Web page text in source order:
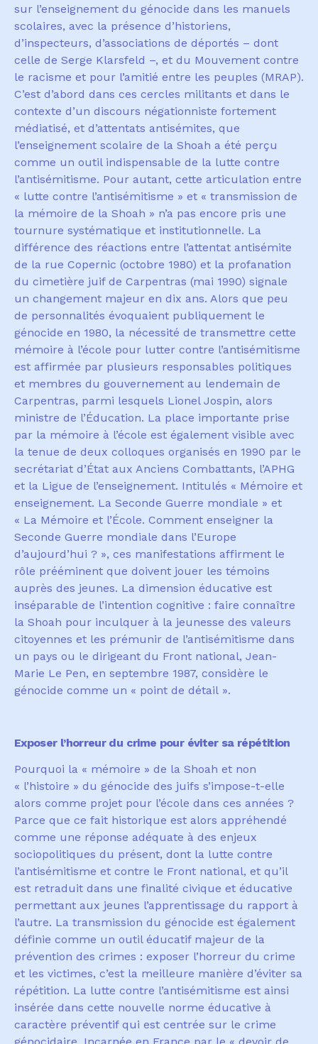
sur l’enseignement du génocide dans les manuels
scolaires, avec la présence d’historiens,
d’inspecteurs, d’associations de déportés – dont
celle de Serge Klarsfeld –, et du Mouvement contre
le racisme et pour l’amitié entre les peuples (MRAP).
C’est d’abord dans ces cercles militants et dans le
contexte d’un discours négationniste fortement
médiatisé, et d’attentats antisémites, que
l’enseignement scolaire de la Shoah a été perçu
comme un outil indispensable de la lutte contre
l’antisémitisme. Pour autant, cette articulation entre
« lutte contre l’antisémitisme » et « transmission de
la mémoire de la Shoah » n’a pas encore pris une
tournure systématique et institutionnelle. La
différence des réactions entre l’attentat antisémite
de la rue Copernic (octobre 1980) et la profanation
du cimetière juif de Carpentras (mai 1990) signale
un changement majeur en dix ans. Alors que peu
de personnalités évoquaient publiquement le
génocide en 1980, la nécessité de transmettre cette
mémoire à l’école pour lutter contre l’antisémitisme
est affirmée par plusieurs responsables politiques
et membres du gouvernement au lendemain de
Carpentras, parmi lesquels Lionel Jospin, alors
ministre de l’Éducation. La place importante prise
par la mémoire à l’école est également visible avec
la tenue de deux colloques organisés en 1990 par le
secrétariat d’État aux Anciens Combattants, l’APHG
et la Ligue de l’enseignement. Intitulés « Mémoire et
enseignement. La Seconde Guerre mondiale » et
« La Mémoire et l’École. Comment enseigner la
Seconde Guerre mondiale dans l’Europe
d’aujourd’hui ? », ces manifestations affirment le
rôle prééminent que doivent jouer les témoins
auprès des jeunes. La dimension éducative est
inséparable de l’intention cognitive : faire connaître
la Shoah pour inculquer à la jeunesse des valeurs
citoyennes et les prémunir de l’antisémitisme dans
un pays ou le dirigeant du Front national, Jean-
Marie Le Pen, en septembre 1987, considère le
génocide comme un « point de détail ».
Exposer l’horreur du crime pour éviter sa répétition
Pourquoi la « mémoire » de la Shoah et non
« l’histoire » du génocide des juifs s’impose-t-elle
alors comme projet pour l’école dans ces années ?
Parce que ce fait historique est alors appréhendé
comme une réponse adéquate à des enjeux
sociopolitiques du présent, dont la lutte contre
l’antisémitisme et contre le Front national, et qu’il
est retraduit dans une finalité civique et éducative
permettant aux jeunes l’apprentissage du rapport à
l’autre. La transmission du génocide est également
définie comme un outil éducatif majeur de la
prévention des crimes : exposer l’horreur du crime
et les victimes, c’est la meilleure manière d’éviter sa
répétition. La lutte contre l’antisémitisme est ainsi
insérée dans cette nouvelle norme éducative à
caractère préventif qui est centrée sur le crime